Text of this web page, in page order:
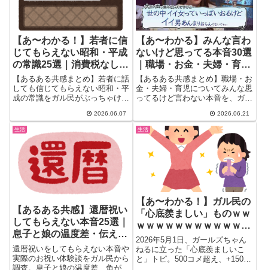
【あ〜わかる！】若者に信
じてもらえない昭和・平成
の常識25選｜消費税なし・
病院に灰皿・待ち合わせは
勘だけ
【あるある共感まとめ】若者に話
しても信じてもらえない昭和・平
成の常識をガル民がぶっちゃけ。
皿・車の窓は回して開けた・ラジ
カセでテレビ録音…30〜50代が
思わず「あ〜あったあった！」と
頷く懐かしあるある25選。
2026.06.07
【あ〜わかる】みんな言わ
ないけど思ってる本音30選
｜職場・お金・夫婦・育児
の「言えないリアル」まと
め
【あるある共感まとめ】職場・お
金・夫婦・育児についてみんな思
ってるけど言わない本音を、ガル
で人生変わる」「金さえあれば悩
みの9割なくなる」など共感の嵐
なコメント30選を、笑えるツッ
コミも交えてリアルに紹介。
2026.06.21
生活
【あるある共感】還暦祝い
してもらえない本音25選｜
息子と娘の温度差・伝え方
まとめ
還暦祝いをしてもらえない本音や
実際のお祝い体験談をガル民から
調査。息子と娘の温度差、角が立
生活
【あ〜わかる！】ガル民の
「心底羨ましい」ものｗｗ
ｗｗｗｗｗｗｗｗｗｗｗｗ
ｗｗｗｗｗｗｗｗ
2026年5月1日、ガールズちゃん
ねるに立った「心底羨ましいこ
と」トピ。500コメ超え、+1500